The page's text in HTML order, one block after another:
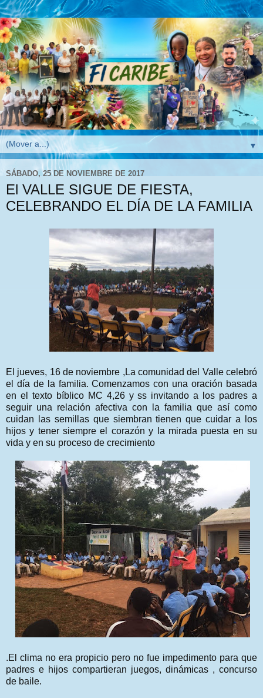
▼
SÁBADO, 25 DE NOVIEMBRE DE 2017
El VALLE SIGUE DE FIESTA,
CELEBRANDO EL DÍA DE LA FAMILIA
El jueves, 16 de noviembre ,La comunidad del Valle celebró
el día de la familia. Comenzamos con una oración basada
en el texto bíblico MC 4,26 y ss invitando a los padres a
seguir una relación afectiva con la familia que así como
cuidan las semillas que siembran tienen que cuidar a los
hijos y tener siempre el corazón y la mirada puesta en su
vida y en su proceso de crecimiento
.El clima no era propicio pero no fue impedimento para que
padres e hijos compartieran juegos, dinámicas , concurso
de baile.